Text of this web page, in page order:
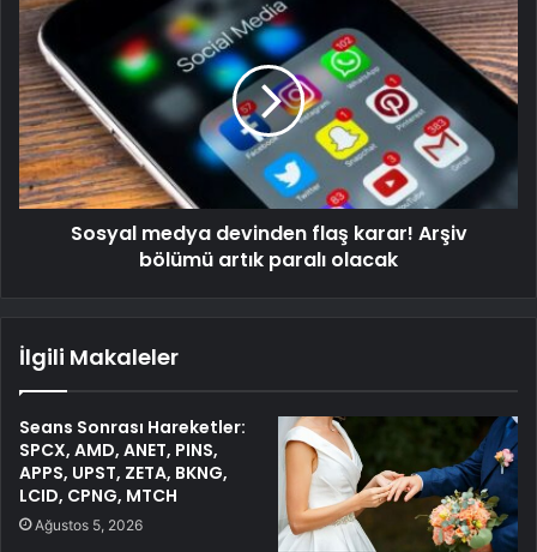
Sosyal medya devinden flaş karar! Arşiv
bölümü artık paralı olacak
İlgili Makaleler
Seans Sonrası Hareketler:
SPCX, AMD, ANET, PINS,
APPS, UPST, ZETA, BKNG,
LCID, CPNG, MTCH
Ağustos 5, 2026